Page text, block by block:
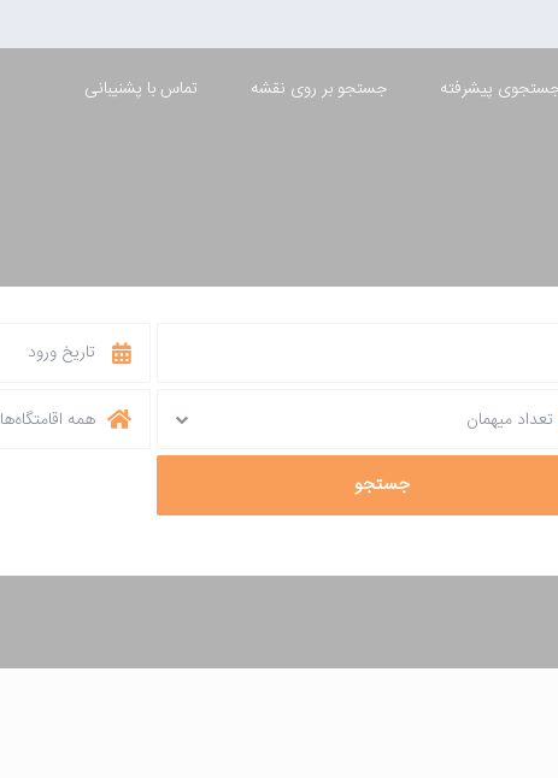
پیشرفته جستجو بر روی نقشه تماس با پشنیبانی
تعداد میهمان همه اقامتگاه‌ها